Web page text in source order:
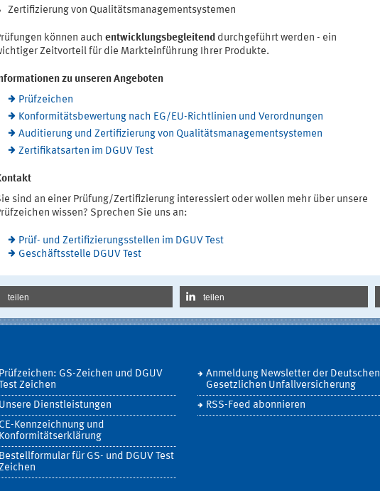
Zertifizierung von Qualitätsmanagementsystemen
können auch entwicklungsbegleitend durchgeführt werden - ein
Zeitvorteil für die Markteinführung Ihrer Produkte.
zu unseren Angeboten
Prüfzeichen
Konformitätsbewertung nach EG/EU-Richtlinien und Verordnungen
Auditierung und Zertifizierung von Qualitätsmanagementsystemen
Zertifikatsarten im DGUV Test
sind an einer Prüfung/Zertifizierung interessiert oder wollen mehr über unsere
wissen? Sprechen Sie uns an:
Prüf- und Zertifizierungsstellen im DGUV Test
Geschäftsstelle DGUV Test
teilen teilen
Prüfzeichen: GS-Zeichen und DGUV
Test Zeichen
Unsere Dienstleistungen
CE-Kennzeichnung und
Konformitätserklärung
Bestellformular für GS- und DGUV Test
Anmeldung Newsletter der Deutschen
Gesetzlichen Unfallversicherung
RSS-Feed abonnieren